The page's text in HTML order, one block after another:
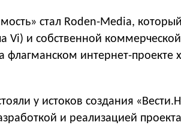
стал Roden-Media,
Vi) и собственной
флагманском интернет-проекте
у истоков создания
и реализацией